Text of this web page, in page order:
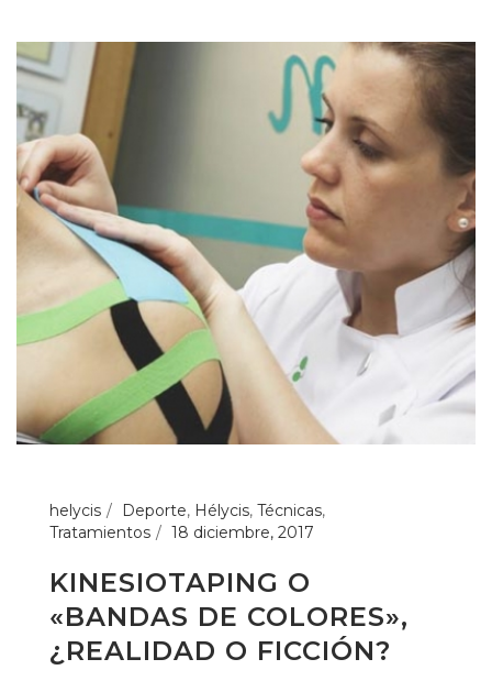
helycis Deporte, Hélycis, Técnicas,
Tratamientos
18 diciembre, 2017
KINESIOTAPING O
«BANDAS DE COLORES»,
¿REALIDAD O FICCIÓN?